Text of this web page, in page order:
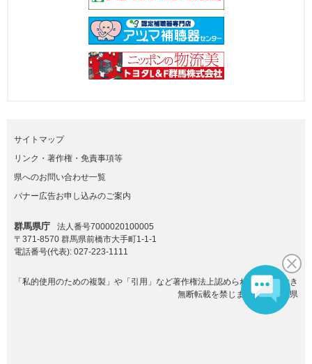
サイトマップ
リンク・著作権・免責事項等
県へのお問い合わせ一覧
バナー広告お申し込みのご案内
群馬県庁
法人番号7000020100005
〒371-8570 群馬県前橋市大手町1-1-1
電話番号(代表): 027-223-1111
「私的使用のための複製」や「引用」など著作権法上認められた場合を除き
無断転載を禁じます。(C)群馬県